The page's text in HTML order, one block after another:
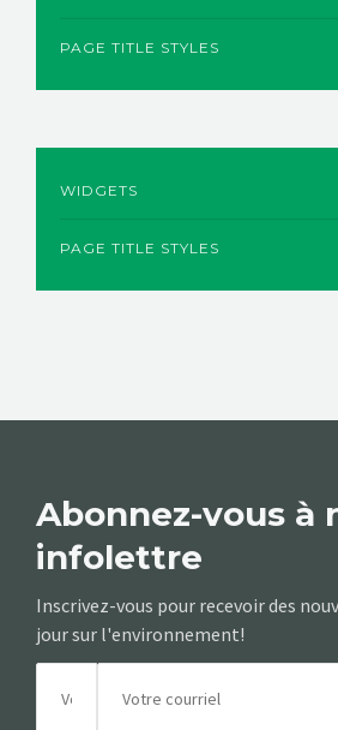
PAGE TITLE STYLES
WIDGETS
PAGE TITLE STYLES
Abonnez-vous à
infolettre
Inscrivez-vous pour recevoir des
jour sur l'environnement!